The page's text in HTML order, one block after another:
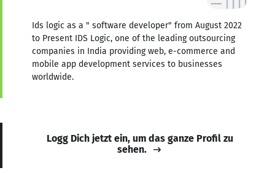
Ids logic as a " software developer" from August 2022
to Present IDS Logic, one of the leading outsourcing
companies in India providing web, e-commerce and
mobile app development services to businesses
worldwide.
Logg Dich jetzt ein, um das ganze Profil zu
sehen.